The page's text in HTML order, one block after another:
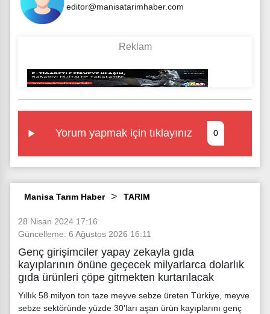
editor@manisatarimhaber.com
Yorum yapmak için tıklayınız 0
Manisa Tarım Haber TARIM
28 Nisan 2024 17:16
Güncelleme: 6 Ağustos 2026 16:11
Genç girişimciler yapay zekayla gıda
kayıplarının önüne geçecek milyarlarca dolarlık
gıda ürünleri çöpe gitmekten kurtarılacak
Yıllık 58 milyon ton taze meyve sebze üreten Türkiye, meyve
sebze sektöründe yüzde 30’ları aşan ürün kayıplarını genç